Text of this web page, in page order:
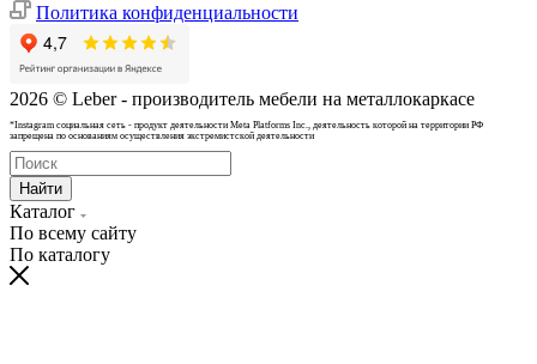
Политика конфиденциальности
2026 © Leber - производитель мебели на металлокаркасе
*Instagram cоциальная сеть - продукт деятельности Meta Platforms Inc., деятельность которой на территории РФ
запрещена по основаниям осуществления экстремистской деятельности
Найти
Каталог
По всему сайту
По каталогу